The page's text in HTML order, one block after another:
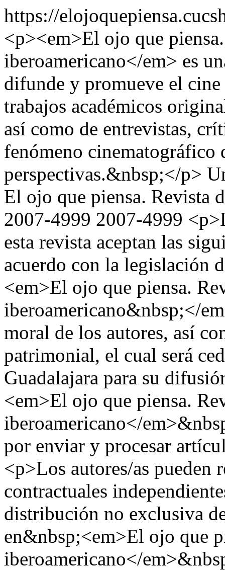
https://
<p><em>El ojo que
iberoamericano</em> es
difunde y promueve el
trabajos académicos
así como de entrevistas,
fenómeno cinematográfico
perspectivas.&nbsp;</p>
El ojo que piensa. Revista
2007-4999 2007-4999
esta revista aceptan las
acuerdo con la legislación
<em>El ojo que piensa.
iberoamericano&nbsp;</
moral de los autores, así
patrimonial, el cual será
Guadalajara para su
<em>El ojo que piensa.
iberoamericano</
por enviar y procesar
<p>Los autores/as pueden
contractuales
distribución no exclusiva
en&nbsp;<em>El ojo que
iberoamericano</